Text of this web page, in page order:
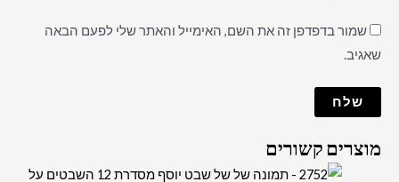
שמור בדפדפן זה את השם, האימייל והאתר שלי לפעם הבאה
שאגיב.
מוצרים קשורים